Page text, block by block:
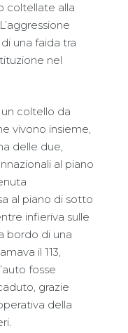
coltellate alla
una faida tra
nel
coltello da
vivono insieme,
delle due,
al piano
al piano di sotto
infieriva sulle
bordo di una
il 113,
fosse
grazie
della